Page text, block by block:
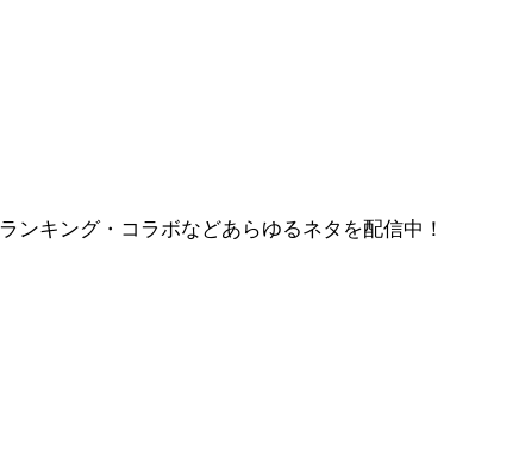
ンキング・コラボなどあらゆるネタを配信中！